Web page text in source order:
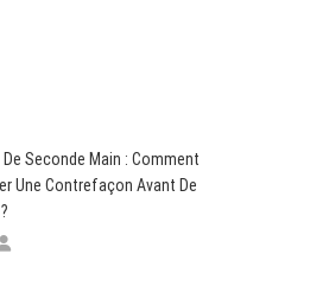
Seconde Main : Comment
Une Contrefaçon Avant De